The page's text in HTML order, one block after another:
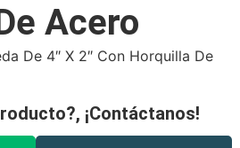
Acero
De 4″ X 2″ Con Horquilla De
¡Contáctanos!